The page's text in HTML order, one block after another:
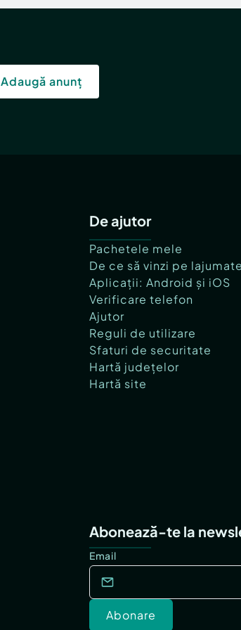
Adaugă anunț
De ajutor
Pachetele mele
De ce să vinzi pe
Aplicații: Android și iOS
Verificare telefon
Ajutor
Reguli de utilizare
Sfaturi de securitate
Hartă județelor
Hartă site
Abonează-te la
Email
Abonare